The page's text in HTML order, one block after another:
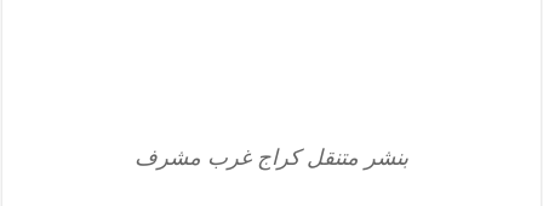
بنشر متنقل كراج غرب مشرف